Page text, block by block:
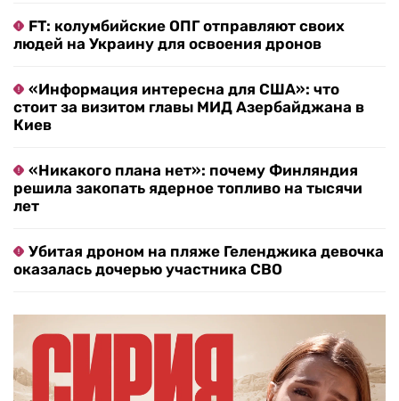
FT: колумбийские ОПГ отправляют своих
людей на Украину для освоения дронов
«Информация интересна для США»: что
стоит за визитом главы МИД Азербайджана в
Киев
«Никакого плана нет»: почему Финляндия
решила закопать ядерное топливо на тысячи
лет
Убитая дроном на пляже Геленджика девочка
оказалась дочерью участника СВО